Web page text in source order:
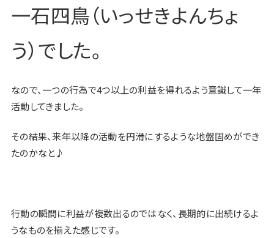
一石四鳥（いっせきよんちょ
う）でした。
なので、一つの行為で4つ以上の利益を得れるよう意識して一年
活動してきました。
その結果、来年以降の活動を円滑にするような地盤固めができ
たのかなと♪
行動の瞬間に利益が複数出るのではなく、長期的に出続けるよ
うなものを揃えた感じです。